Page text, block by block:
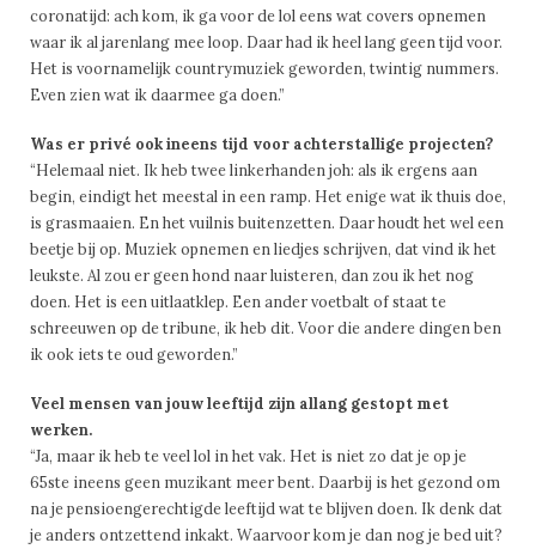
coronatijd: ach kom, ik ga voor de lol eens wat covers opnemen
waar ik al jarenlang mee loop. Daar had ik heel lang geen tijd voor.
Het is voornamelijk countrymuziek geworden, twintig nummers.
Even zien wat ik daarmee ga doen.”
Was er privé ook ineens tijd voor achterstallige projecten?
“Helemaal niet. Ik heb twee linkerhanden joh: als ik ergens aan
begin, eindigt het meestal in een ramp. Het enige wat ik thuis doe,
is grasmaaien. En het vuilnis buitenzetten. Daar houdt het wel een
beetje bij op. Muziek opnemen en liedjes schrijven, dat vind ik het
leukste. Al zou er geen hond naar luisteren, dan zou ik het nog
doen. Het is een uitlaatklep. Een ander voetbalt of staat te
schreeuwen op de tribune, ik heb dit. Voor die andere dingen ben
ik ook iets te oud geworden.”
Veel mensen van jouw leeftijd zijn allang gestopt met
werken.
“Ja, maar ik heb te veel lol in het vak. Het is niet zo dat je op je
65ste ineens geen muzikant meer bent. Daarbij is het gezond om
na je pensioengerechtigde leeftijd wat te blijven doen. Ik denk dat
je anders ontzettend inkakt. Waarvoor kom je dan nog je bed uit?